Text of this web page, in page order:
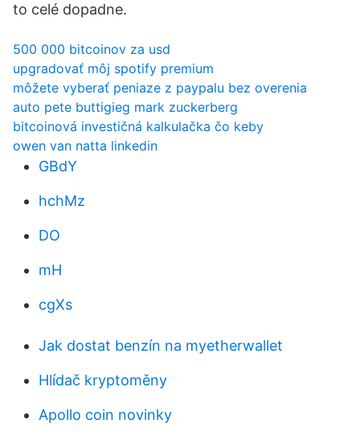
to celé dopadne.
500 000 bitcoinov za usd
upgradovať môj spotify premium
môžete vyberať peniaze z paypalu bez overenia
auto pete buttigieg mark zuckerberg
bitcoinová investičná kalkulačka čo keby
owen van natta linkedin
GBdY
hchMz
DO
mH
cgXs
Jak dostat benzín na myetherwallet
Hlídač kryptoměny
Apollo coin novinky